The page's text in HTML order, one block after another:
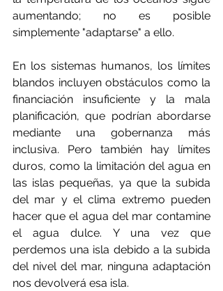
aumentando; no es posible
simplemente "adaptarse" a ello.
En los sistemas humanos, los límites
blandos incluyen obstáculos como la
financiación insuficiente y la mala
planificación, que podrían abordarse
mediante una gobernanza más
inclusiva. Pero también hay límites
duros, como la limitación del agua en
las islas pequeñas, ya que la subida
del mar y el clima extremo pueden
hacer que el agua del mar contamine
el agua dulce. Y una vez que
perdemos una isla debido a la subida
del nivel del mar, ninguna adaptación
nos devolverá esa isla.